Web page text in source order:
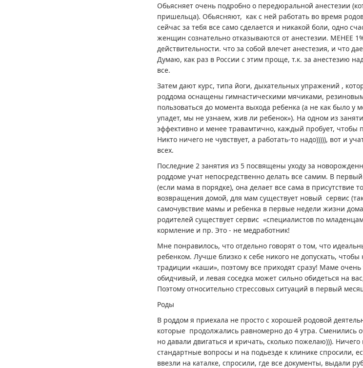
Обьясняет очень подробно о передюральной анестезии
пришельца). Обьясняют, как с ней работать во время
сейчас за тебя все само сделается и никакой боли, одно
женщин сознательно отказываются от анестезии. МЕНЕЕ
действительности. что за собой влечет анестезия, и что
Думаю, как раз в России с этим проще, т.к. за анестезию
все.
Затем дают курс, типа йоги, дыхательных упражений ,
роддома оснащены гимнастическими мячиками,
пользоваться до момента выхода ребенка (а не как было
упадет, мы не узнаем, жив ли ребенок»). На одном из
эффективно и менее травамтично, каждый пробует, чтобы
Никто ничего не чувствует, а работать-то надо))))), вот и
всех.
Последние 2 занятия из 5 посвящены уходу за
роддоме учат непосредственно делать все самим. В
(если мама в порядке), она делает все сама в
возвращения домой, для мам существует новый сервис
самочувствие мамы и ребенка в первые недели жизни
родителей существует сервис «специалистов по
кормление и пр. Это - не медработник!
Мне понравилось, что отдельно говорят о том, что
ребенком. Лучше близко к себе никого не допускать,
традиции «каши», поэтому все приходят сразу! Маме
обидчивый, и левая соседка может сильно обидеться на
Поэтому относительно стрессовых ситуаций в первый
Роды
В роддом я приехала не просто с хорошей родовой
которые продолжались равномерно до 4 утра. Сменились
но давали двигаться и кричать, сколько пожелаю))).
стандартные вопросы и на подьезде к клинике спросили,
ввезли на каталке, спросили, где все документы, выдали